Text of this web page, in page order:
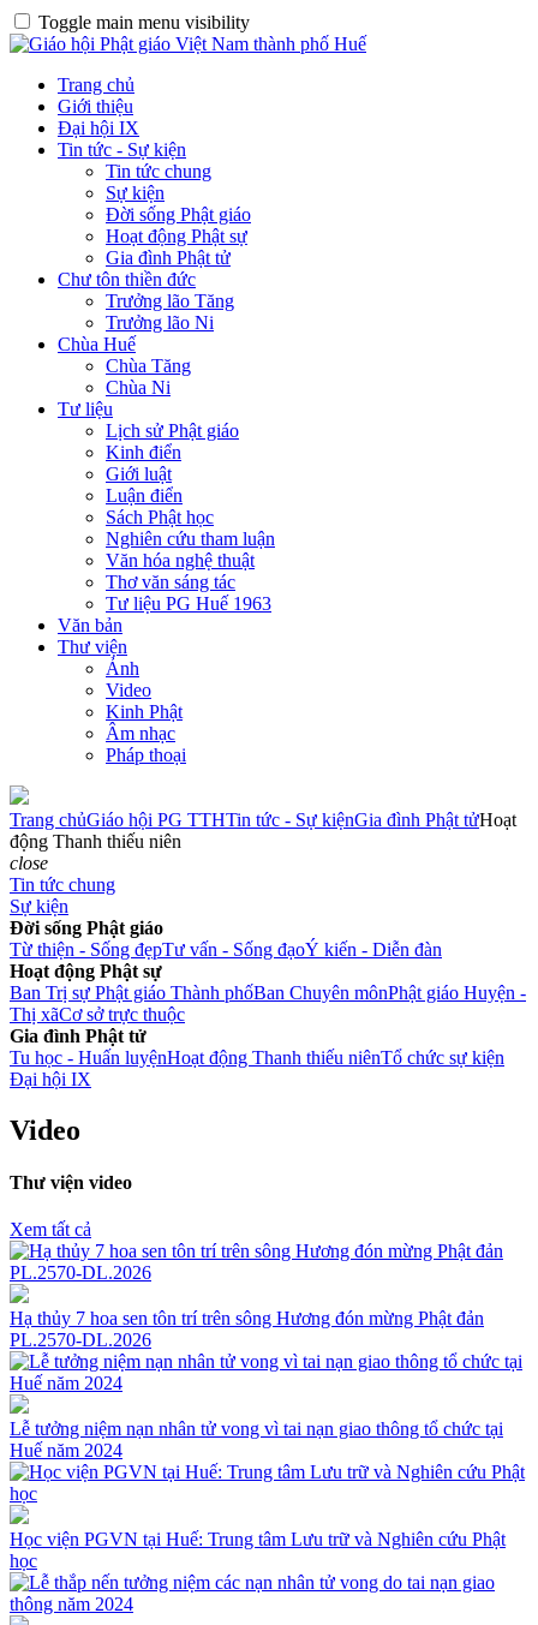
Toggle main menu visibility
Trang chủ
Giới thiệu
Đại hội IX
Tin tức - Sự kiện
Tin tức chung
Sự kiện
Đời sống Phật giáo
Hoạt động Phật sự
Gia đình Phật tử
Chư tôn thiền đức
Trưởng lão Tăng
Trưởng lão Ni
Chùa Huế
Chùa Tăng
Chùa Ni
Tư liệu
Lịch sử Phật giáo
Kinh điển
Giới luật
Luận điển
Sách Phật học
Nghiên cứu tham luận
Văn hóa nghệ thuật
Thơ văn sáng tác
Tư liệu PG Huế 1963
Văn bản
Thư viện
Ảnh
Video
Kinh Phật
Âm nhạc
Pháp thoại
Trang chủGiáo hội PG TTHTin tức - Sự kiệnGia đình Phật tửHoạt
động Thanh thiếu niên
close
Tin tức chung
Sự kiện
Đời sống Phật giáo
Từ thiện - Sống đẹpTư vấn - Sống đạoÝ kiến - Diễn đàn
Hoạt động Phật sự
Ban Trị sự Phật giáo Thành phốBan Chuyên mônPhật giáo Huyện -
Thị xãCơ sở trực thuộc
Gia đình Phật tử
Tu học - Huấn luyệnHoạt động Thanh thiếu niênTổ chức sự kiện
Đại hội IX
Video
Thư viện video
Xem tất cả
Hạ thủy 7 hoa sen tôn trí trên sông Hương đón mừng Phật đản
PL.2570-DL.2026
Lễ tưởng niệm nạn nhân tử vong vì tai nạn giao thông tổ chức tại
Huế năm 2024
Học viện PGVN tại Huế: Trung tâm Lưu trữ và Nghiên cứu Phật
học